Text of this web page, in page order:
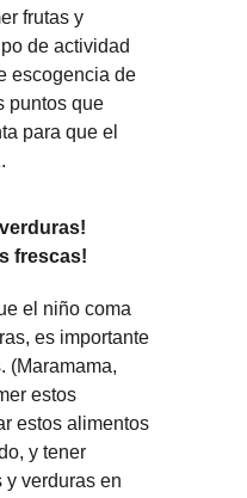
frutas y
de actividad
escogencia de
puntos que
para que el
frescas!
el niño coma
es importante
(Maramama,
estos
estos alimentos
y tener
y verduras en